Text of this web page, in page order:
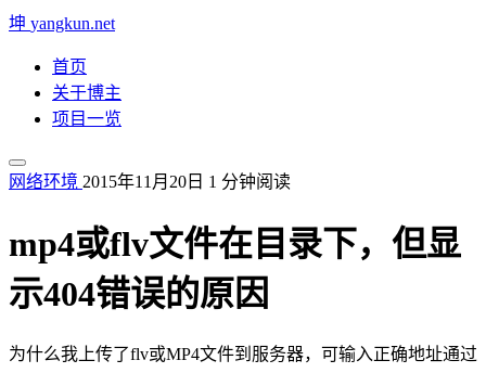
坤 yangkun.net
首页
关于博主
项目一览
网络环境 2015年11月20日 1 分钟阅读
mp4或flv文件在目录下，但显
示404错误的原因
为什么我上传了flv或MP4文件到服务器，可输入正确地址通过